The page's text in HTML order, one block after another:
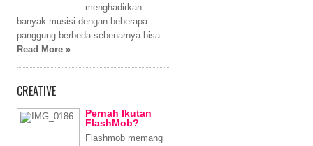
menghadirkan
banyak musisi dengan beberapa
panggung berbeda sebenarnya bisa
Read More »
CREATIVE
Pernah Ikutan
FlashMob?
Flashmob memang